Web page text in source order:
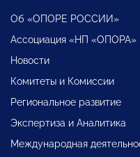
Об «ОПОРЕ РОССИИ»
Ассоциация «НП «ОПОРА»
Новости
Комитеты и Комиссии
Региональное развитие
Экспертиза и Аналитика
Международная